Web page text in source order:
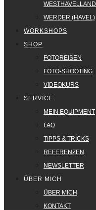
WESTHAVELLAND
WERDER (HAVEL)
WORKSHOPS
SHOP
FOTOREISEN
FOTO-SHOOTING
VIDEOKURS
SERVICE
MEIN EQUIPMENT
FAQ
TIPPS & TRICKS
REFERENZEN
NEWSLETTER
ÜBER MICH
ÜBER MICH
KONTAKT